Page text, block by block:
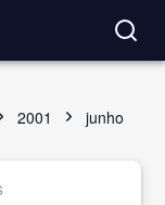
2001 junho